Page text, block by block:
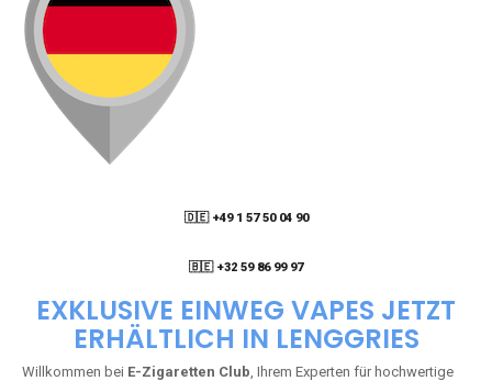
🇩🇪 +49 1 57 50 04 90
🇧🇪 +32 59 86 99 97
EXKLUSIVE EINWEG VAPES JETZT
ERHÄLTLICH IN LENGGRIES
Willkommen bei E-Zigaretten Club, Ihrem Experten für hochwertige